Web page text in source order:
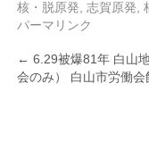
核・脱原発 志賀原発
パーマリンク
← 6.29被爆81年 白山
会のみ） 白山市労働会